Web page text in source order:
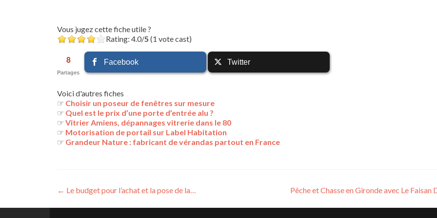
Vous jugez cette fiche utile ?
Rating: 4.0/5 (1 vote cast)
8
Partages
Facebook Twitter
Voici d'autres fiches
☞ Choisir un poseur de fenêtres sur mesure
☞ Quel est le prix d’une porte d’entrée alu ?
☞ Vitrier Amiens, dépannages vitrerie dans le 80
☞ Motorisation de portail sur Label Habitation
☞ Grandeur Nature : fabricant de vérandas partout en France
Navigation
des
← Le budget pour l’achat et la pose de la… Pêche et Chasse en Gironde avec Le Faisan